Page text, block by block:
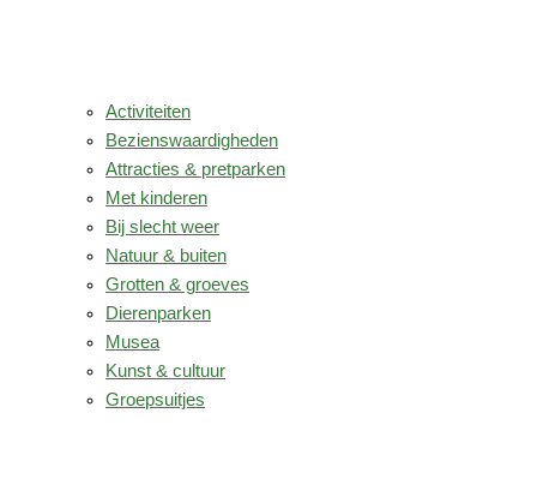
Activiteiten
Bezienswaardigheden
Attracties & pretparken
Met kinderen
Bij slecht weer
Natuur & buiten
Grotten & groeves
Dierenparken
Musea
Kunst & cultuur
Groepsuitjes